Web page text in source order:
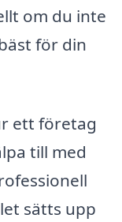
om du inte
för din
ett företag
till med
sätts upp